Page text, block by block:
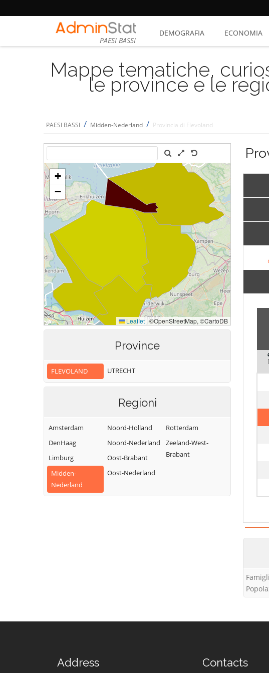
PAESI BASSI
DEMOGRAFIA ECONOMIA
Mappe tematiche,
le province e le
PAESI BASSI / Midden-Nederland / Provincia di Flevoland
Province
FLEVOLAND UTRECHT
Regioni
Amsterdam
DenHaag
Limburg
Midden-
Nederland
Noord-Holland
Noord-Nederland
Oost-Brabant
Oost-Nederland
Rotterdam
Zeeland-West-
Brabant
Address Contacts